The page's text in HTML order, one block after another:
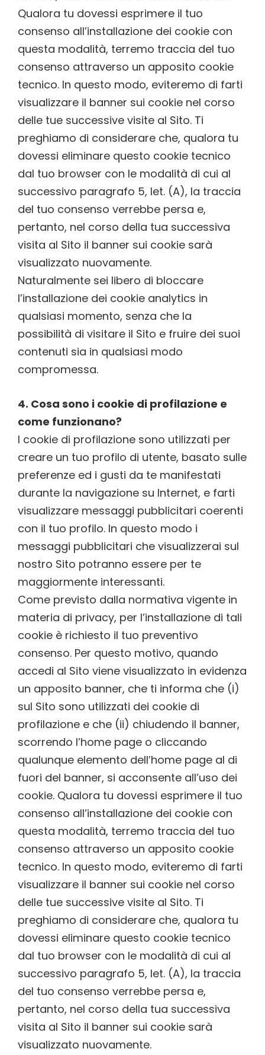
Qualora tu dovessi esprimere il tuo
consenso all’installazione dei cookie con
questa modalità, terremo traccia del tuo
consenso attraverso un apposito cookie
tecnico. In questo modo, eviteremo di farti
visualizzare il banner sui cookie nel corso
delle tue successive visite al Sito. Ti
preghiamo di considerare che, qualora tu
dovessi eliminare questo cookie tecnico
dal tuo browser con le modalità di cui al
successivo paragrafo 5, let. (A), la traccia
del tuo consenso verrebbe persa e,
pertanto, nel corso della tua successiva
visita al Sito il banner sui cookie sarà
visualizzato nuovamente.
Naturalmente sei libero di bloccare
l’installazione dei cookie analytics in
qualsiasi momento, senza che la
possibilità di visitare il Sito e fruire dei suoi
contenuti sia in qualsiasi modo
compromessa.
4. Cosa sono i cookie di profilazione e
come funzionano?
I cookie di profilazione sono utilizzati per
creare un tuo profilo di utente, basato sulle
preferenze ed i gusti da te manifestati
durante la navigazione su Internet, e farti
visualizzare messaggi pubblicitari coerenti
con il tuo profilo. In questo modo i
messaggi pubblicitari che visualizzerai sul
nostro Sito potranno essere per te
maggiormente interessanti.
Come previsto dalla normativa vigente in
materia di privacy, per l’installazione di tali
cookie è richiesto il tuo preventivo
consenso. Per questo motivo, quando
accedi al Sito viene visualizzato in evidenza
un apposito banner, che ti informa che (i)
sul Sito sono utilizzati dei cookie di
profilazione e che (ii) chiudendo il banner,
scorrendo l’home page o cliccando
qualunque elemento dell’home page al di
fuori del banner, si acconsente all’uso dei
cookie. Qualora tu dovessi esprimere il tuo
consenso all’installazione dei cookie con
questa modalità, terremo traccia del tuo
consenso attraverso un apposito cookie
tecnico. In questo modo, eviteremo di farti
visualizzare il banner sui cookie nel corso
delle tue successive visite al Sito. Ti
preghiamo di considerare che, qualora tu
dovessi eliminare questo cookie tecnico
dal tuo browser con le modalità di cui al
successivo paragrafo 5, let. (A), la traccia
del tuo consenso verrebbe persa e,
pertanto, nel corso della tua successiva
visita al Sito il banner sui cookie sarà
visualizzato nuovamente.